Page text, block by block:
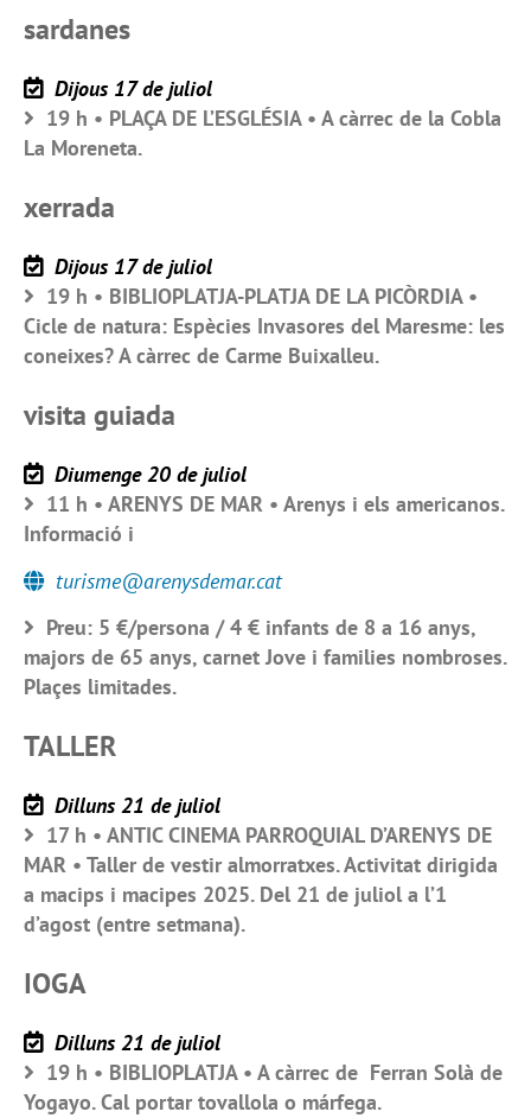
sardanes
Dijous 17 de juliol
19 h • PLAÇA DE L’ESGLÉSIA • A càrrec de la Cobla
La Moreneta.
xerrada
Dijous 17 de juliol
19 h • BIBLIOPLATJA-PLATJA DE LA PICÒRDIA •
Cicle de natura: Espècies Invasores del Maresme: les
coneixes? A càrrec de Carme Buixalleu.
visita guiada
Diumenge 20 de juliol
11 h • ARENYS DE MAR • Arenys i els americanos.
Informació i
turisme@arenysdemar.cat
Preu: 5 €/persona / 4 € infants de 8 a 16 anys,
majors de 65 anys, carnet Jove i families nombroses.
Plaçes limitades.
TALLER
Dilluns 21 de juliol
17 h • ANTIC CINEMA PARROQUIAL D’ARENYS DE
MAR • Taller de vestir almorratxes. Activitat dirigida
a macips i macipes 2025. Del 21 de juliol a l’1
d’agost (entre setmana).
IOGA
Dilluns 21 de juliol
19 h • BIBLIOPLATJA • A càrrec de Ferran Solà de
Yogayo. Cal portar tovallola o márfega.